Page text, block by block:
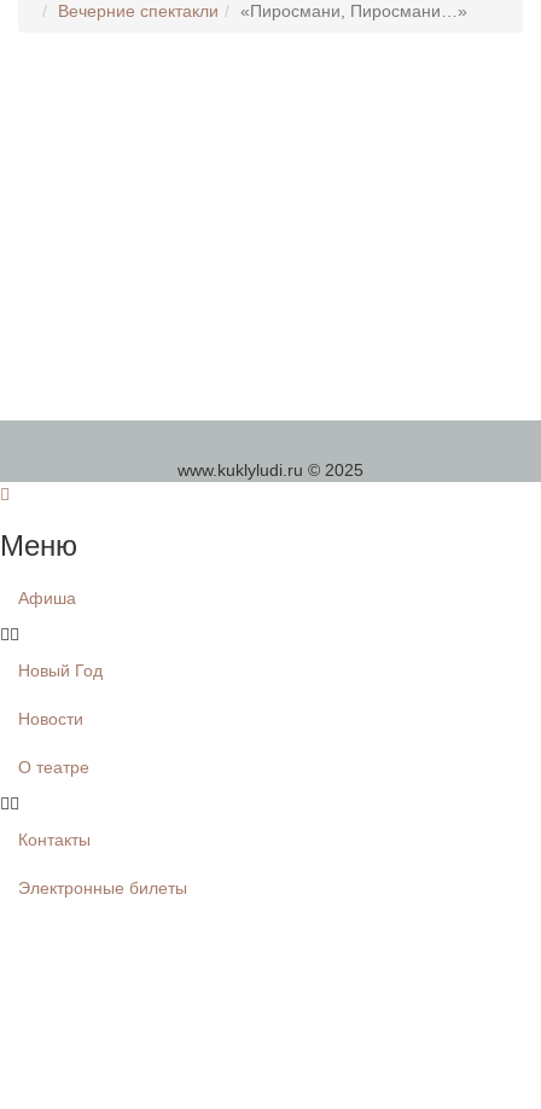
Вечерние спектакли
«Пиросмани, Пиросмани…»
www.kuklyludi.ru © 2025
Меню
Афиша
Новый Год
Новости
О театре
Контакты
Электронные билеты